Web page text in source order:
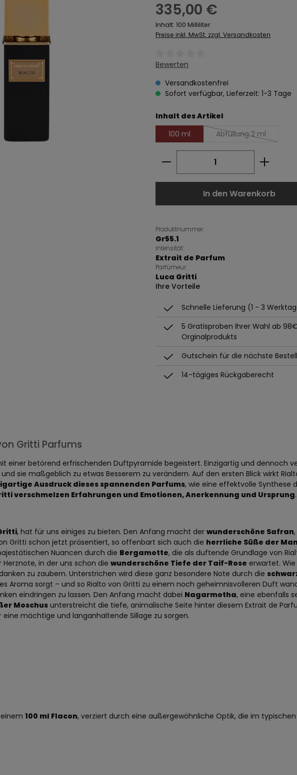
Regulärer Preis:
335,00 €
Inhalt:100 Milliliter
Preise inkl. MwSt. zzgl. Versandkosten
Durchschnittliche Bewertung von 0 von 5
Bewerten
Versandkostenfrei
Sofort verfügbar, Lieferzeit: 1-3 Tage
Inhalt des Artikel
100 ml
Abfüllung 2 ml
(Diese Option ist
Produkt Anzahl: Gib
In den Warenkorb
Produktnummer:
Gr55.1
Intensität:
Extrait de Parfum
Parfümeur:
Luca Gritti
Ihre Vorteile
Schnelle Lieferung (1 - 3
5 Gratisproben Ihrer Wahl ab
Orginalprodukts
Gutschein für die nächste
14-tägiges Rückgaberecht
Gritti Parfums
einer betörend erfrischenden Duftpyramide begeistert. Einzigartig und dennoch
und sie maßgeblich zu etwas Besserem zu verändern. Auf den ersten Blick wirkt
Ausdruck dieses spannenden Parfums, wie eine effektvolle Synthese
verschmelzen Erfahrungen und Emotionen, Anerkennung und Ursprung
, hat für uns einiges zu bieten. Den Anfang macht der wunderschöne Safran
Gritti schon jetzt präsentiert, so offenbart sich auch die herrliche Süße der
Nuancen durch die Bergamotte, die als duftende Grundlage von
in der uns schon die wunderschöne Tiefe der Taif-Rose erwartet.
zu zaubern. Unterstrichen wird diese ganz besondere Note durch die
Aroma sorgt – und so Rialto von Gritti zu einem noch geheimnisvolleren Duft
eindringen zu lassen. Den Anfang macht dabei Nagarmotha, eine ebenfalls
Moschusunterstreicht die tiefe, animalische Seite hinter diesem Extrait de
mächtige und langanhaltende Sillage zu sorgen.
100 ml Flacon, verziert durch eine außergewöhnliche Optik, die im